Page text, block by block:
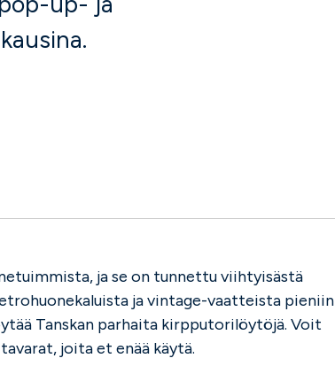
ja se on tunnettu viihtyisästä
ja vintage-vaatteista pieniin
Tanskan parhaita kirpputorilöytöjä. Voit
joita et enää käytä.